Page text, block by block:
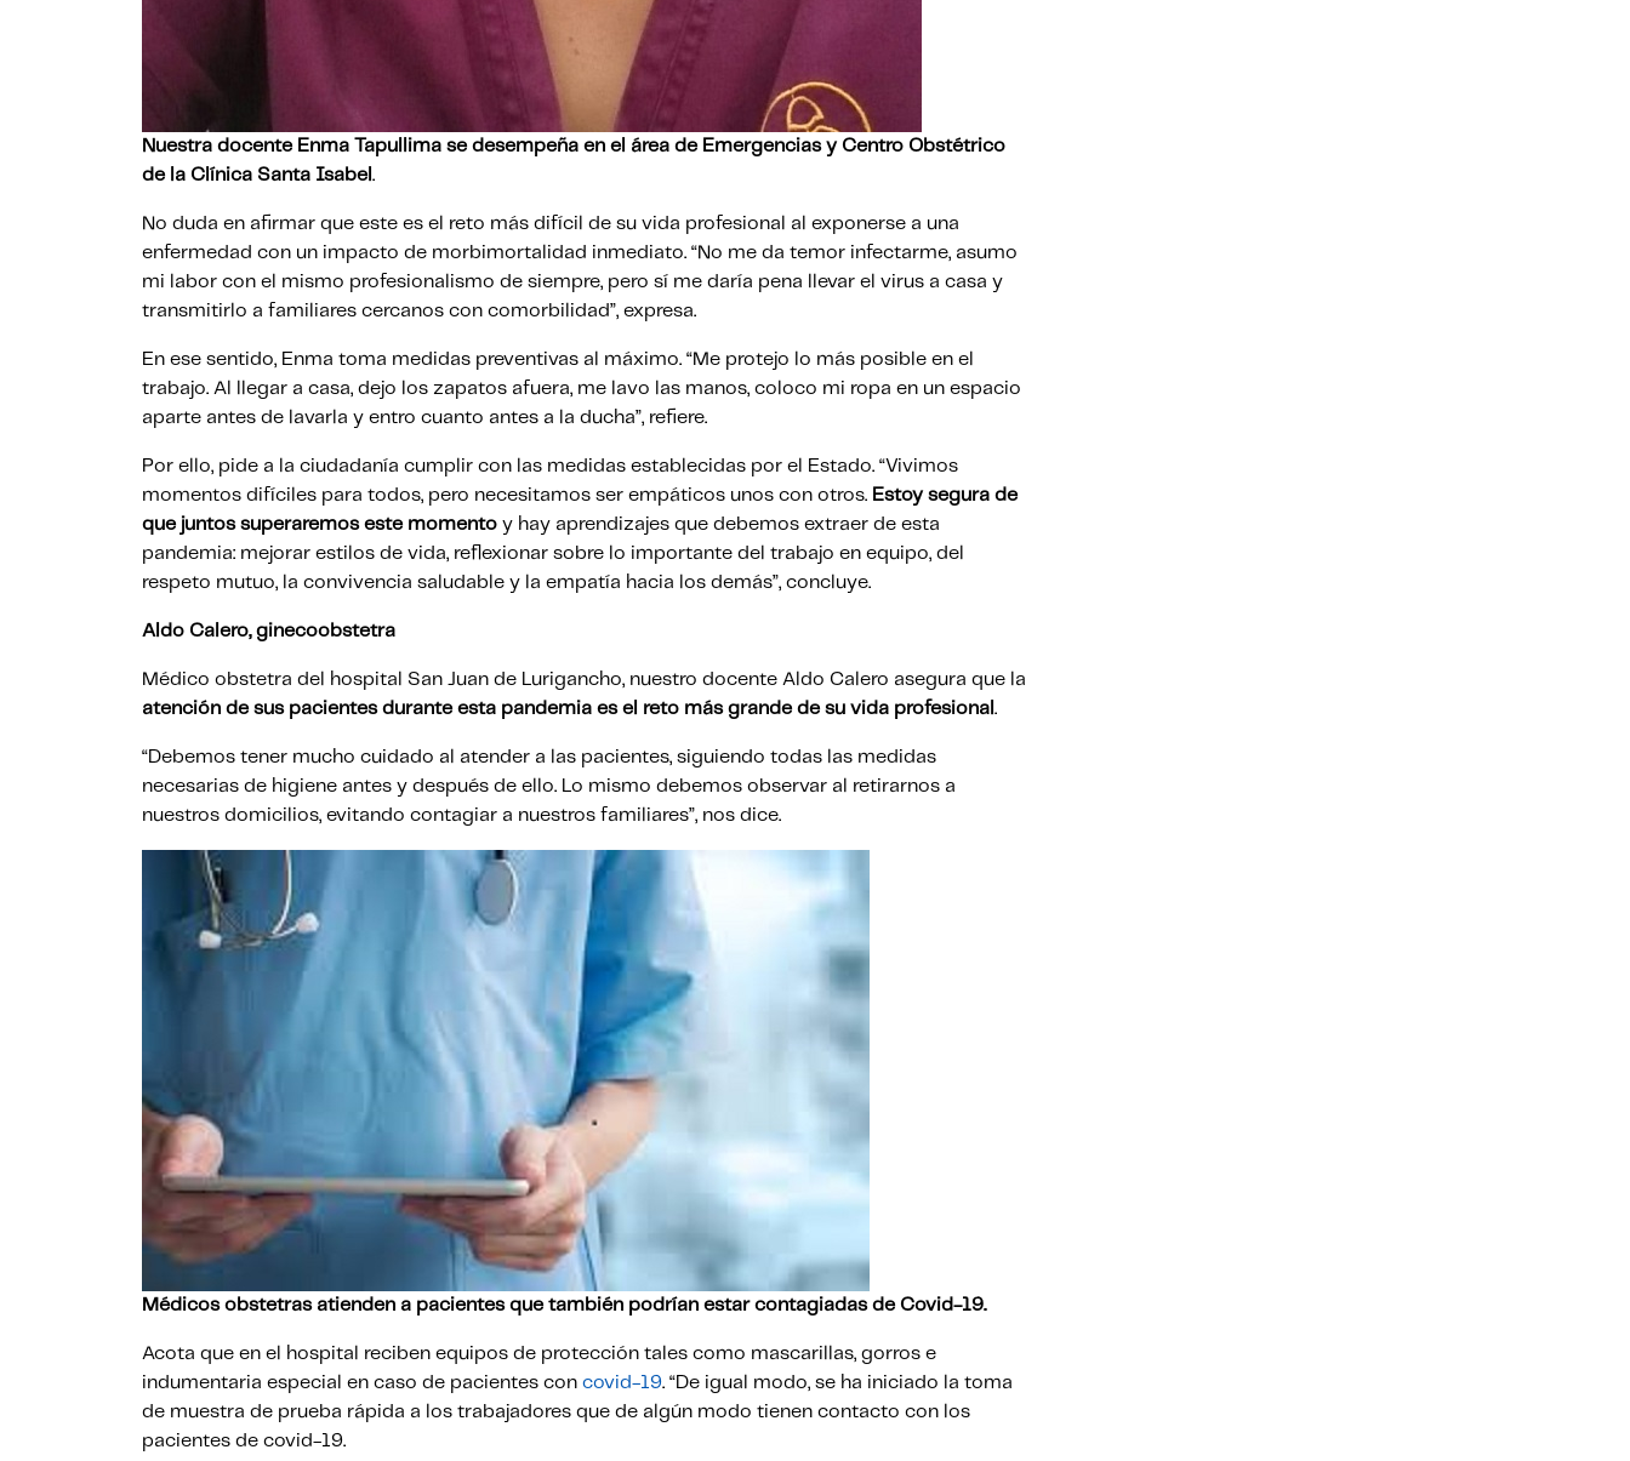
Nuestra docente Enma Tapullima se desempeña en el área de Emergencias y Centro Obstétrico
de la Clínica Santa Isabel .
No duda en afirmar que este es el reto más difícil de su vida profesional al exponerse a una
enfermedad con un impacto de morbimortalidad inmediato. “No me da temor infectarme, asumo
mi labor con el mismo profesionalismo de siempre, pero sí me daría pena llevar el virus a casa y
transmitirlo a familiares cercanos con comorbilidad”, expresa.
En ese sentido, Enma toma medidas preventivas al máximo. “Me protejo lo más posible en el
trabajo. Al llegar a casa, dejo los zapatos afuera, me lavo las manos, coloco mi ropa en un espacio
aparte antes de lavarla y entro cuanto antes a la ducha”, refiere.
Por ello, pide a la ciudadanía cumplir con las medidas establecidas por el Estado. “Vivimos
momentos difíciles para todos, pero necesitamos ser empáticos unos con otros. Estoy segura de
que juntos superaremos este momento y hay aprendizajes que debemos extraer de esta
pandemia: mejorar estilos de vida, reflexionar sobre lo importante del trabajo en equipo, del
respeto mutuo, la convivencia saludable y la empatía hacia los demás”, concluye.
Aldo Calero, ginecoobstetra
Médico obstetra del hospital San Juan de Lurigancho, nuestro docente Aldo Calero asegura que la
atención de sus pacientes durante esta pandemia es el reto más grande de su vida profesional .
“Debemos tener mucho cuidado al atender a las pacientes, siguiendo todas las medidas
necesarias de higiene antes y después de ello. Lo mismo debemos observar al retirarnos a
nuestros domicilios, evitando contagiar a nuestros familiares”, nos dice.
Médicos obstetras atienden a pacientes que también podrían estar contagiadas de Covid-19.
Acota que en el hospital reciben equipos de protección tales como mascarillas, gorros e
indumentaria especial en caso de pacientes con covid-19. “De igual modo, se ha iniciado la toma
de muestra de prueba rápida a los trabajadores que de algún modo tienen contacto con los
pacientes de covid-19.